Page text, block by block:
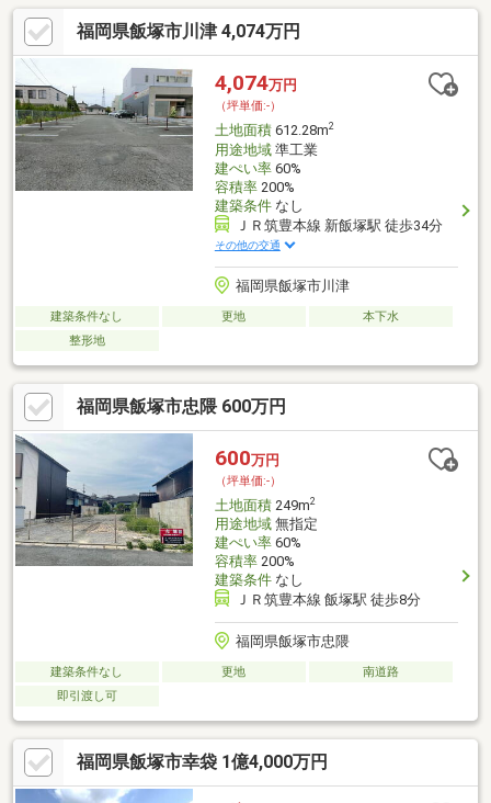
客様の【希望】や【理想】をお聞かせ下さい。安心安全で、必ず
【思い出に残る取引】をお約束致します。不動産のことなら、信
頼の近鉄グループ【近鉄不動産・佐藤】にお任せ下さい!!【資料請
求】又は【見学予約】ボタンをクリック又は近鉄不動産 千早営業
所【フリーダイヤル:0800-111-0788】までお気軽にご連絡下さい
ませ
福岡県飯塚市川津 4,074万円
4,074万円
（坪単価:-）
土地面積612.28m2
用途地域準工業
建ぺい率60%
容積率200%
建築条件なし
ＪＲ筑豊本線 新飯塚駅 徒歩34分
その他の交通
福岡県飯塚市川津
建築条件なし 更地
本下水
整形地
福岡県飯塚市忠隈 600万円
600万円
（坪単価:-）
土地面積249m2
用途地域無指定
建ぺい率60%
容積率200%
建築条件なし
ＪＲ筑豊本線 飯塚駅 徒歩8分
福岡県飯塚市忠隈
建築条件なし 更地
南道路
即引渡し可
福岡県飯塚市幸袋 1億4,000万円